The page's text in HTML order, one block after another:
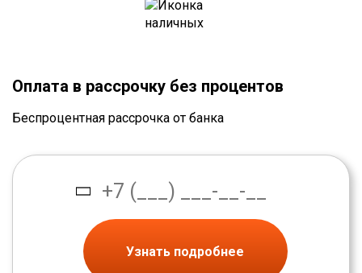
Оплата в рассрочку без процентов
Беспроцентная рассрочка от банка
Узнать подробнее